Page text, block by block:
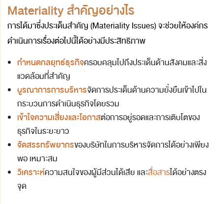
Materiality สำคัญอย่างไร
การได้มาซึ่งประเด็นสำคัญ (Materiality Issues) จะช่วยให้องค์กร
ดำเนินการเรื่องต่อไปนี้ได้อย่างมีประสิทธิภาพ
กำหนดกลยุทธ์ธุรกิจครอบคลุมไปถึงประเด็นด้านสังคมและสิ่ง
แวดล้อมที่สำคัญ
บูรณาการการบริหารจัดการประเด็นด้านความยั่งยืนเข้าไปใน
กระบวนการดำเนินธุรกิจโดยรวม
เข้าใจความเสี่ยงและโอกาสต่อการอยู่รอดและการเติบโตของ
ธุรกิจในระยะยาว
จัดสรรทรัพยากรของบริษัทในการบริหารจัดการได้อย่างเพียง
พอ เหมาะสม
วิเคราะห์ความสนใจของผู้มีส่วนได้เสีย และสื่อสารได้อย่างตรง
จุด